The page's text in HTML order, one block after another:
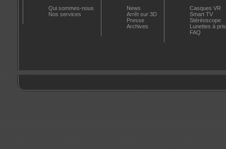
Qui sommes-nous
Nos services
News
Arrêt sur 3D
Presse
Archives
Casques VR
Smart TV
Stéréoscope
Lunettes à
FAQ